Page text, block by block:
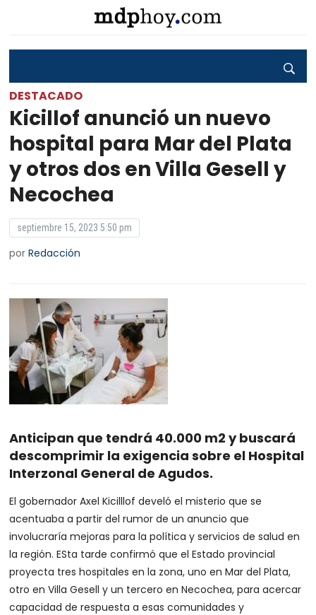
DESTACADO
Kicillof anunció un nuevo
hospital para Mar del Plata
y otros dos en Villa Gesell y
Necochea
septiembre 15, 2023 5:50 pm
porRedacción
Anticipan que tendrá 40.000 m2 y buscará
descomprimir la exigencia sobre el Hospital
Interzonal General de Agudos.
El gobernador Axel Kicilllof develó el misterio que se
acentuaba a partir del rumor de un anuncio que
involucraría mejoras para la política y servicios de salud en
la región. ESta tarde confirmó que el Estado provincial
proyecta tres hospitales en la zona, uno en Mar del Plata,
otro en Villa Gesell y un tercero en Necochea, para acercar
capacidad de respuesta a esas comunidades y